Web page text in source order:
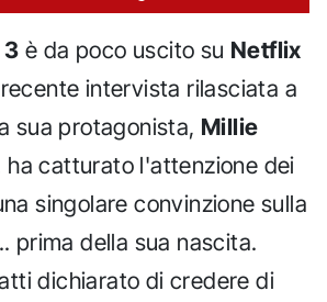
3 è da poco uscito su Netflix
intervista rilasciata a
sua protagonista, Millie
ha catturato l'attenzione dei
singolare convinzione sulla
prima della sua nascita.
dichiarato di credere di